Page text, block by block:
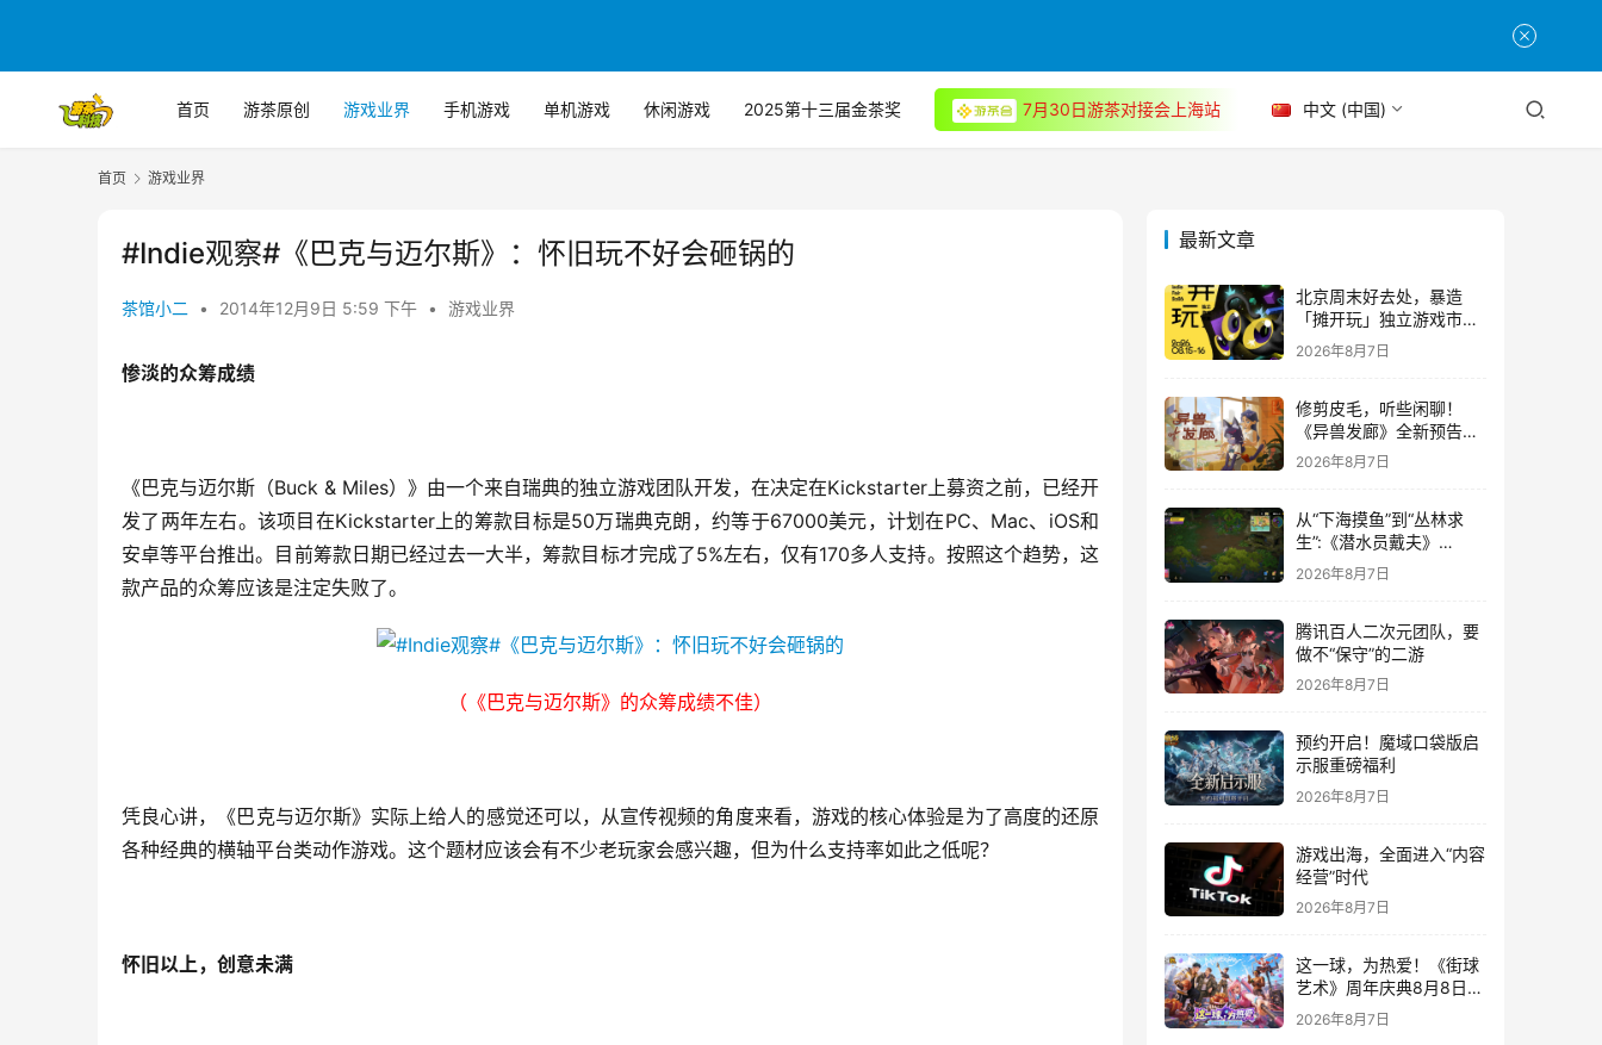
首页 游茶原创 游戏业界 手机游戏 单机游戏 休闲游戏 2025第十三届金茶奖 7月30日游茶对接会上海站 中文 (中国)
首页 游戏业界
#Indie观察#《巴克与迈尔斯》：怀旧玩不好会砸锅的
茶馆小二 • 2014年12月9日 5:59 下午 • 游戏业界
惨淡的众筹成绩
《巴克与迈尔斯（Buck & Miles）》由一个来自瑞典的独立游戏团队开发，在决定在Kickstarter上募资之前，已经开
发了两年左右。该项目在Kickstarter上的筹款目标是50万瑞典克朗，约等于67000美元，计划在PC、Mac、iOS和
安卓等平台推出。目前筹款日期已经过去一大半，筹款目标才完成了5%左右，仅有170多人支持。按照这个趋势，这
款产品的众筹应该是注定失败了。
（《巴克与迈尔斯》的众筹成绩不佳）
凭良心讲，《巴克与迈尔斯》实际上给人的感觉还可以，从宣传视频的角度来看，游戏的核心体验是为了高度的还原
各种经典的横轴平台类动作游戏。这个题材应该会有不少老玩家会感兴趣，但为什么支持率如此之低呢？
怀旧以上，创意未满
最新文章
北京周末好去处，暴造
「摊开玩」独立游戏市集
正式开票！
2026年8月7日
修剪皮毛，听些闲聊！
《异兽发廊》全新预告与
Steam免费试玩公开
2026年8月7日
从“下海摸鱼”到“丛林求
生”:《潜水员戴夫》
DLC《丛林》移动端定档
8月14日
2026年8月7日
腾讯百人二次元团队，要
做不“保守”的二游
2026年8月7日
预约开启！魔域口袋版启
示服重磅福利
2026年8月7日
游戏出海，全面进入“内容
经营”时代
2026年8月7日
这一球，为热爱！《街球
艺术》周年庆典8月8日正
式上线，多重福利与全新
内容同步开启
2026年8月7日